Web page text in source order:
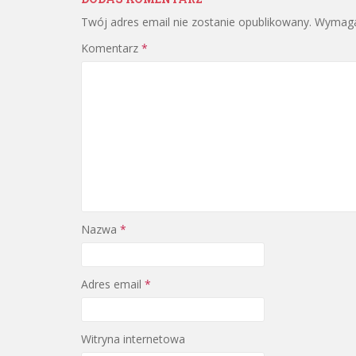
Twój adres email nie zostanie opublikowany.
Komentarz *
Nazwa *
Adres email *
Witryna internetowa